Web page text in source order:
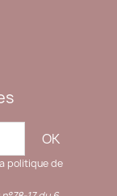
politique de